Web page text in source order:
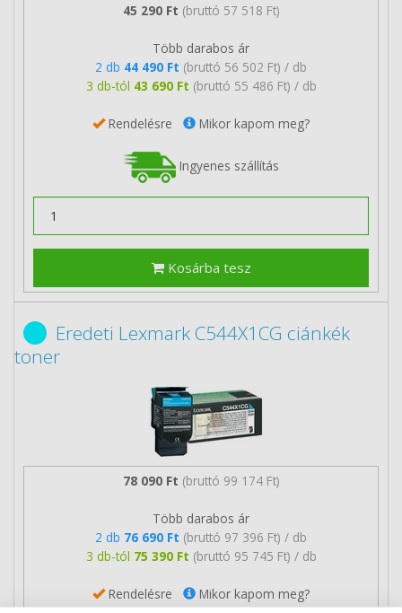
45 290 Ft (bruttó 57 518 Ft)
Több darabos ár
2 db 44 490 Ft (bruttó 56 502 Ft) / db
3 db-tól 43 690 Ft (bruttó 55 486 Ft) / db
Rendelésre Mikor kapom meg?
Ingyenes szállítás
Kosárba tesz
Eredeti Lexmark C544X1CG ciánkék
toner
78 090 Ft (bruttó 99 174 Ft)
Több darabos ár
2 db 76 690 Ft (bruttó 97 396 Ft) / db
3 db-tól 75 390 Ft (bruttó 95 745 Ft) / db
Rendelésre Mikor kapom meg?